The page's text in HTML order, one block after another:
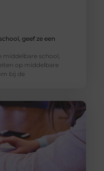
geef ze een
middelbare school,
op middelbare
bij de